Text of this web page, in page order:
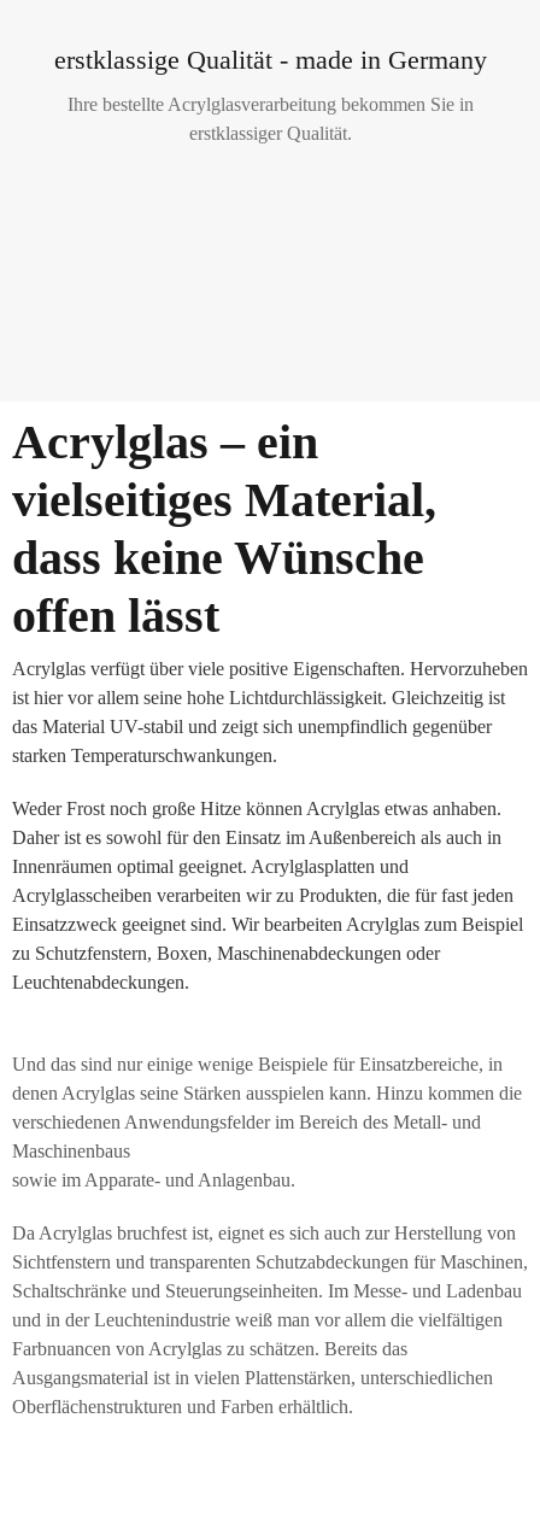
erstklassige Qualität - made in Germany
Ihre bestellte Acrylglasverarbeitung bekommen Sie in
erstklassiger Qualität.
Acrylglas – ein
vielseitiges Material,
dass keine Wünsche
offen lässt
Acrylglas verfügt über viele positive Eigenschaften. Hervorzuheben
ist hier vor allem seine hohe Lichtdurchlässigkeit. Gleichzeitig ist
das Material UV-stabil und zeigt sich unempfindlich gegenüber
starken Temperaturschwankungen.
Weder Frost noch große Hitze können Acrylglas etwas anhaben.
Daher ist es sowohl für den Einsatz im Außenbereich als auch in
Innenräumen optimal geeignet. Acrylglasplatten und
Acrylglasscheiben verarbeiten wir zu Produkten, die für fast jeden
Einsatzzweck geeignet sind. Wir bearbeiten Acrylglas zum Beispiel
zu Schutzfenstern, Boxen, Maschinenabdeckungen oder
Leuchtenabdeckungen.
Und das sind nur einige wenige Beispiele für Einsatzbereiche, in
denen Acrylglas seine Stärken ausspielen kann. Hinzu kommen die
verschiedenen Anwendungsfelder im Bereich des Metall- und
Maschinenbaus
sowie im Apparate- und Anlagenbau.
Da Acrylglas bruchfest ist, eignet es sich auch zur Herstellung von
Sichtfenstern und transparenten Schutzabdeckungen für Maschinen,
Schaltschränke und Steuerungseinheiten. Im Messe- und Ladenbau
und in der Leuchtenindustrie weiß man vor allem die vielfältigen
Farbnuancen von Acrylglas zu schätzen. Bereits das
Ausgangsmaterial ist in vielen Plattenstärken, unterschiedlichen
Oberflächenstrukturen und Farben erhältlich.